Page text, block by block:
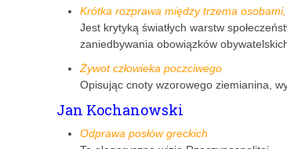
Krótka rozprawa między trzema
Jest krytyką światłych warstw
zaniedbywania obowiązków
Żywot człowieka poczciwego
Opisując cnoty wzorowego ziemianina,
Jan Kochanowski
Odprawa posłów greckich